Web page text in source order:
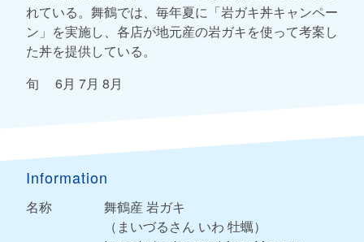
れている。舞鶴では、毎年夏に「岩ガキ丼キャンペー
ン」を実施し、各店が地元産の岩ガキを使って考案し
た丼を提供している。
旬 6月 7月 8月
Information
名称
舞鶴産 岩ガキ
（まいづるさん いわ 牡蠣）